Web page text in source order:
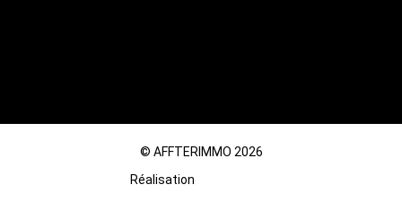
© AFFTERIMMO 2026
Réalisation